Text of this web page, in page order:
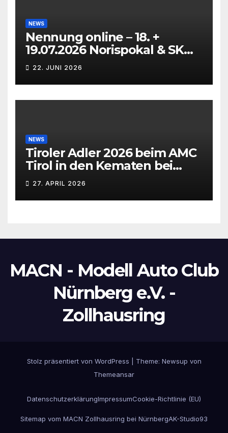
NEWS
Nennung online – 18. +
19.07.2026 Norispokal & SK
Lauf VG + EG
22. JUNI 2026
NEWS
Tiroler Adler 2026 beim AMC
Tirol in den Kematen bei
Innsbruck
27. APRIL 2026
MACN - Modell Auto Club
Nürnberg e.V. -
Zollhausring
Stolz präsentiert von WordPress Theme: Newsup von
Themeansar
DatenschutzerklärungImpressumCookie-Richtlinie (EU)
Sitemap vom MACN Zollhausring bei NürnbergAK-Studio93